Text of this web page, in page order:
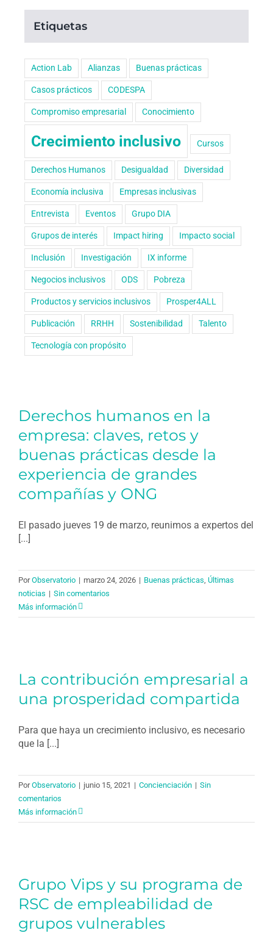
Derechos humanos en la
empresa: claves, retos y
buenas prácticas desde la
experiencia de grandes
compañías y ONG
El pasado jueves 19 de marzo, reunimos a expertos del
[...]
PorObservatorio | marzo 24, 2026 | Buenas prácticas Últimas
noticias | Sin comentarios
Más información
La contribución empresarial a
una prosperidad compartida
Para que haya un crecimiento inclusivo, es necesario
que la [...]
PorObservatorio | junio 15, 2021 | Concienciación | Sin
comentarios
Más información
Grupo Vips y su programa de
RSC de empleabilidad de
grupos vulnerables
Etiquetas
Action Lab Alianzas Buenas prácticas
Casos prácticos CODESPA
Compromiso empresarial Conocimiento
Crecimiento inclusivo Cursos
Derechos Humanos Desigualdad Diversidad
Economía inclusiva Empresas inclusivas
Entrevista Eventos Grupo DIA
Grupos de interés Impact hiring Impacto social
Inclusión Investigación IX informe
Negocios inclusivos ODS Pobreza
Productos y servicios inclusivos Prosper4ALL
Publicación RRHH Sostenibilidad Talento
Tecnología con propósito